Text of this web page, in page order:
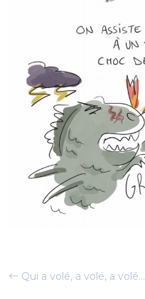
Qui a volé, a volé, a volé…